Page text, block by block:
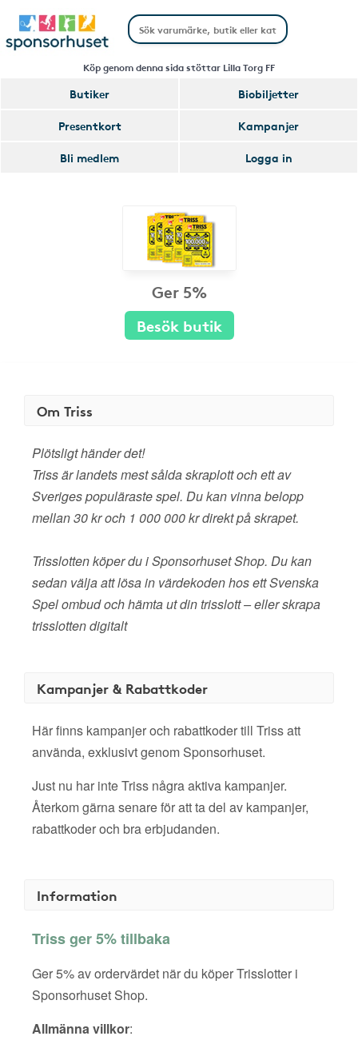
Köp genom denna sida stöttar Lilla Torg FF
Butiker
Biobiljetter
Presentkort
Kampanjer
Bli medlem
Logga in
Ger 5%
Besök butik
Om Triss
Plötsligt händer det!
Triss är landets mest sålda skraplott och ett av
Sveriges populäraste spel. Du kan vinna belopp
mellan 30 kr och 1 000 000 kr direkt på skrapet.
Trisslotten köper du i Sponsorhuset Shop. Du kan
sedan välja att lösa in värdekoden hos ett Svenska
Spel ombud och hämta ut din trisslott – eller skrapa
trisslotten digitalt
Kampanjer & Rabattkoder
Här finns kampanjer och rabattkoder till Triss att
använda, exklusivt genom Sponsorhuset.
Just nu har inte Triss några aktiva kampanjer.
Återkom gärna senare för att ta del av kampanjer,
rabattkoder och bra erbjudanden.
Information
Triss ger 5% tillbaka
Ger 5% av ordervärdet när du köper Trisslotter i
Sponsorhuset Shop.
Allmänna villkor: